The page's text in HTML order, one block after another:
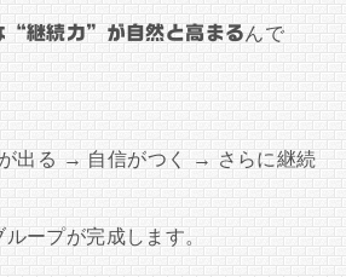
“継続力”が自然と高まるんで
出る → 自信がつく → さらに継続
ープが完成します。